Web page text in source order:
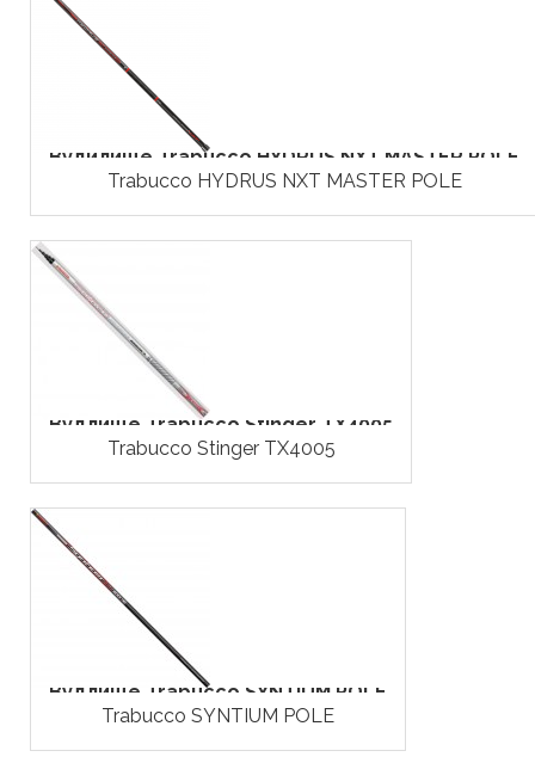
Вудилище Trabucco HYDRUS NXT MASTER POLE
Trabucco HYDRUS NXT MASTER POLE
Вудлище Trabucco Stinger TX4005
Trabucco Stinger TX4005
Вудлище Trabucco SYNTIUM POLE
Trabucco SYNTIUM POLE